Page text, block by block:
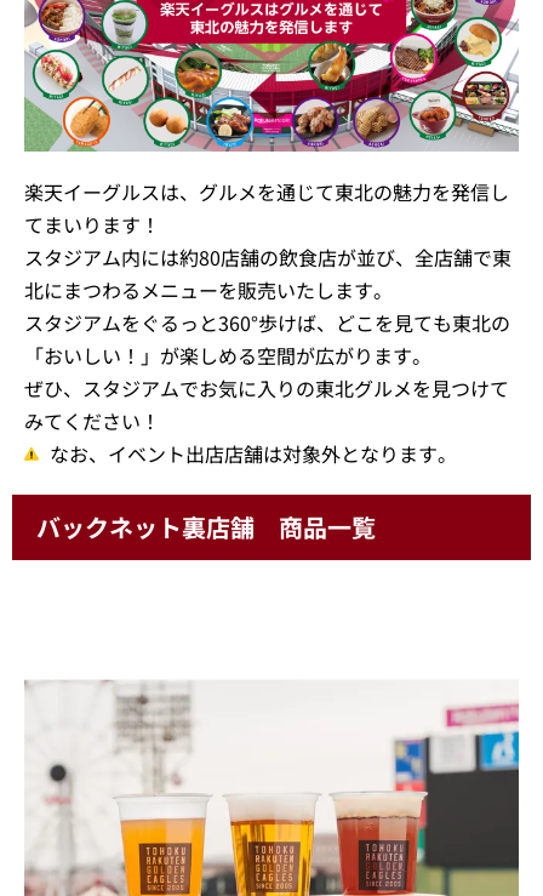
楽天イーグルスは、グルメを通じて東北の魅力を発信し
てまいります！
スタジアム内には約80店舗の飲食店が並び、全店舗で東
北にまつわるメニューを販売いたします。
スタジアムをぐるっと360°歩けば、どこを見ても東北の
「おいしい！」が楽しめる空間が広がります。
ぜひ、スタジアムでお気に入りの東北グルメを見つけて
みてください！
なお、イベント出店店舗は対象外となります。
バックネット裏店舗 商品一覧